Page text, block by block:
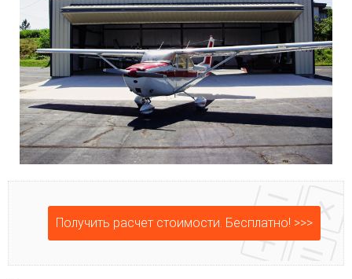
Получить расчет стоимости. Бесплатно! >>>